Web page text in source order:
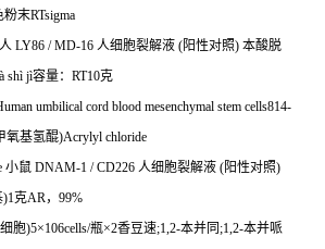
粉末RTsigma
人 LY86 / MD-16 人细胞裂解液 (阳性对照) 本酸脱
à shì jì容量： RT10克
umbilical cord blood mesenchymal stem cells814-
氧基氢醌)Acrylyl chloride
小鼠 DNAM-1 / CD226 人细胞裂解液 (阳性对照)
)1克AR， 99%
胞)5×106cells/瓶×2香豆速;1,2-本并同 ;1,2-本并哌